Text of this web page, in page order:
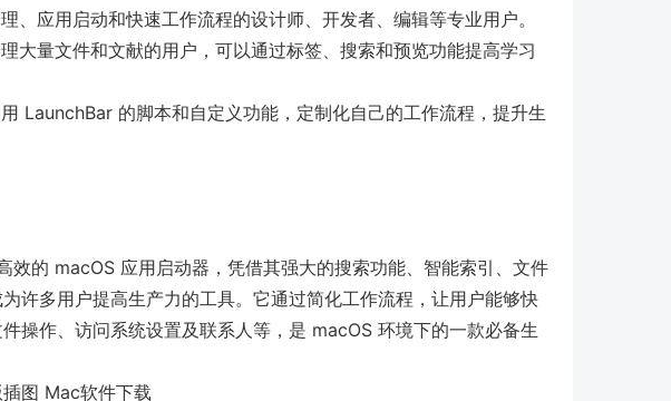
、应用启动和快速工作流程的设计师、开发者、编辑等专业用户。
理大量文件和文献的用户，可以通过标签、搜索和预览功能提高学习
用 LaunchBar 的脚本和自定义功能，定制化自己的工作流程，提升生
效的 macOS 应用启动器，凭借其强大的搜索功能、智能索引、文件
许多用户提高生产力的工具。它通过简化工作流程，让用户能够快
操作、访问系统设置及联系人等，是 macOS 环境下的一款必备生